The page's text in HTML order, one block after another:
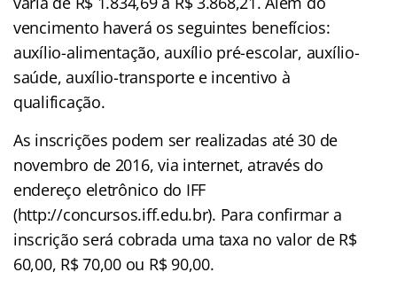
vencimento haverá os seguintes benefícios:
auxílio-alimentação, auxílio pré-escolar, auxílio-
saúde, auxílio-transporte e incentivo à
qualificação.
As inscrições podem ser realizadas até 30 de
novembro de 2016, via internet, através do
endereço eletrônico do IFF
(http://concursos.iff.edu.br). Para confirmar a
inscrição será cobrada uma taxa no valor de R$
60,00, R$ 70,00 ou R$ 90,00.